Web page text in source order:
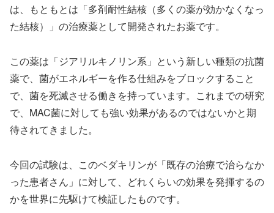
は、もともとは「多剤耐性結核（多くの薬が効かなくなっ
た結核）」の治療薬として開発されたお薬です。
この薬は「ジアリルキノリン系」という新しい種類の抗菌
薬で、菌がエネルギーを作る仕組みをブロックすること
で、菌を死滅させる働きを持っています。これまでの研究
で、MAC菌に対しても強い効果があるのではないかと期
待されてきました。
今回の試験は、このベダキリンが「既存の治療で治らなか
った患者さん」に対して、どれくらいの効果を発揮するの
かを世界に先駆けて検証したものです。